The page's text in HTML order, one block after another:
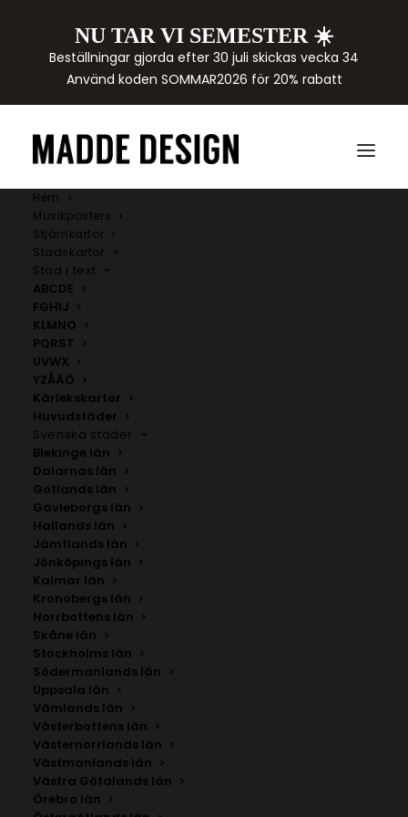
NU TAR VI SEMESTER ☀️
Beställningar gjorda efter 30 juli skickas vecka 34
Använd koden SOMMAR2026 för 20% rabatt
Hem
Musikposters
Stjärnkartor
Stadskartor
Stad i text
ABCDE
FGHIJ
KLMNO
PQRST
UVWX
YZÅÄÖ
Kärlekskartor
Huvudstäder
Svenska städer
Blekinge län
Dalarnas län
Gotlands län
Gävleborgs län
Hallands län
Jämtlands län
Jönköpings län
Kalmar län
Kronobergs län
Norrbottens län
Skåne län
Stockholms län
Södermanlands län
Uppsala län
Vämlands län
Västerbottens län
Västernorrlands län
Västmanlands län
Västra Götalands län
Örebro län
Dad Poster
Storlek